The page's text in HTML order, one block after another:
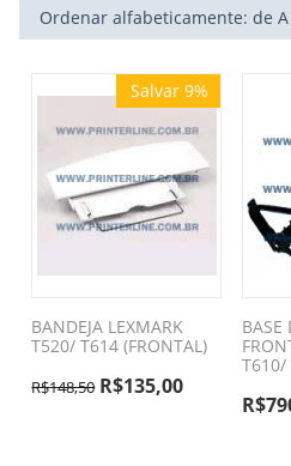
Ordenar alfabeticamente: de A
Salvar 9%
BANDEJA LEXMARK
T520/ T614 (FRONTAL)
R$148,50 R$135,00
BASE
T610/
R$